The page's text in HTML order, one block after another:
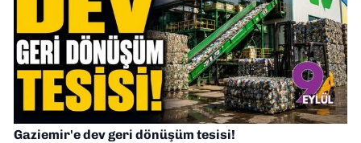
Gaziemir'e dev geri dönüşüm tesisi!